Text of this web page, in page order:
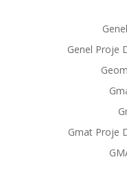
Genel Proje
Gmat Proje